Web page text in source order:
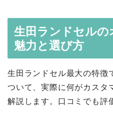
生田ランドセル
魅力と選び方
生田ランドセル最大の特徴
ついて、実際に何がカスタ
解説します。口コミでも評